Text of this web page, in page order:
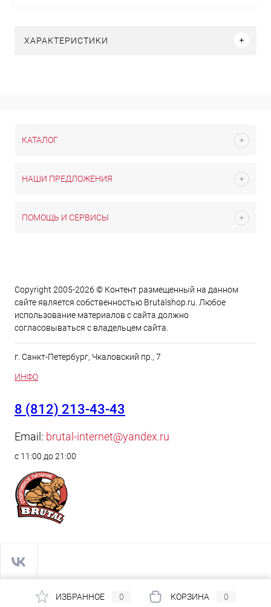
ХАРАКТЕРИСТИКИ
КАТАЛОГ
НАШИ ПРЕДЛОЖЕНИЯ
ПОМОЩЬ И СЕРВИСЫ
Copyright 2005-2026 © Контент размещенный на данном
сайте является cобственностью Brutalshop.ru. Любое
использование материалов с сайта должно
согласовываться с владельцем сайта.
г. Санкт-Петербург, Чкаловский пр., 7
ИНФО
8 (812) 213-43-43
Email: brutal-internet@yandex.ru
с 11:00 до 21:00
ИЗБРАННОЕ 0 КОРЗИНА 0